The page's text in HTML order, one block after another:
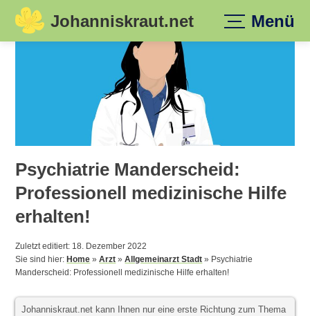
Skip
Johanniskraut.net Menü
Psychiatrie Manderscheid:
Professionell medizinische Hilfe
erhalten!
Zuletzt editiert: 18. Dezember 2022
Sie sind hier:Home »Arzt »Allgemeinarzt Stadt » Psychiatrie
Manderscheid: Professionell medizinische Hilfe erhalten!
Johanniskraut.net kann Ihnen nur eine erste Richtung zum Thema